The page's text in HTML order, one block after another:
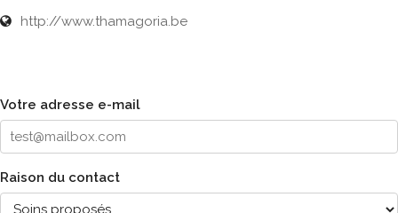
http://www.thamagoria.be
Votre adresse e-mail
Raison du contact